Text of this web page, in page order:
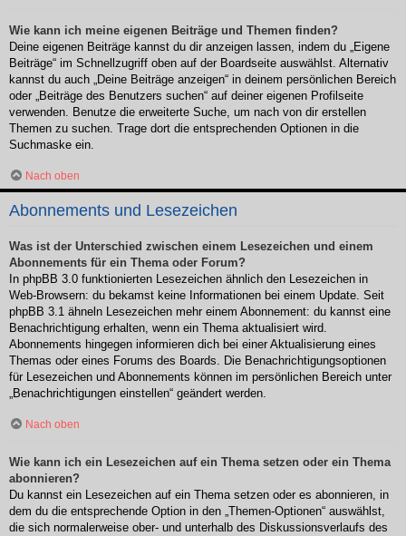
Wie kann ich meine eigenen Beiträge und Themen finden?
Deine eigenen Beiträge kannst du dir anzeigen lassen, indem du „Eigene
Beiträge“ im Schnellzugriff oben auf der Boardseite auswählst. Alternativ
kannst du auch „Deine Beiträge anzeigen“ in deinem persönlichen Bereich
oder „Beiträge des Benutzers suchen“ auf deiner eigenen Profilseite
verwenden. Benutze die erweiterte Suche, um nach von dir erstellen
Themen zu suchen. Trage dort die entsprechenden Optionen in die
Suchmaske ein.
Nach oben
Abonnements und Lesezeichen
Was ist der Unterschied zwischen einem Lesezeichen und einem
Abonnements für ein Thema oder Forum?
In phpBB 3.0 funktionierten Lesezeichen ähnlich den Lesezeichen in
Web-Browsern: du bekamst keine Informationen bei einem Update. Seit
phpBB 3.1 ähneln Lesezeichen mehr einem Abonnement: du kannst eine
Benachrichtigung erhalten, wenn ein Thema aktualisiert wird.
Abonnements hingegen informieren dich bei einer Aktualisierung eines
Themas oder eines Forums des Boards. Die Benachrichtigungsoptionen
für Lesezeichen und Abonnements können im persönlichen Bereich unter
„Benachrichtigungen einstellen“ geändert werden.
Nach oben
Wie kann ich ein Lesezeichen auf ein Thema setzen oder ein Thema
abonnieren?
Du kannst ein Lesezeichen auf ein Thema setzen oder es abonnieren, in
dem du die entsprechende Option in den „Themen-Optionen“ auswählst,
die sich normalerweise ober- und unterhalb des Diskussionsverlaufs des